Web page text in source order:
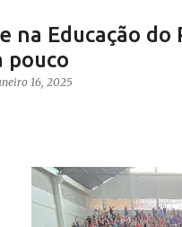
na Educação
pouco
16, 2025